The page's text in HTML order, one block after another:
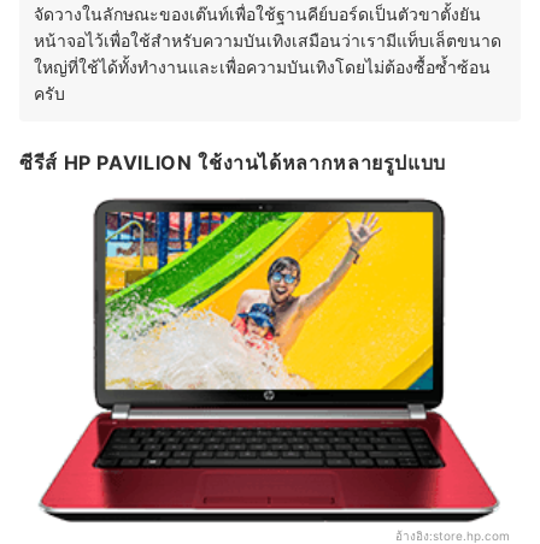
จัดวางในลักษณะของเต๊นท์เพื่อใช้ฐานคีย์บอร์ดเป็นตัวขาตั้งยัน
หน้าจอไว้เพื่อใช้สำหรับความบันเทิงเสมือนว่าเรามีแท็บเล็ตขนาด
ใหญ่ที่ใช้ได้ทั้งทำงานและเพื่อความบันเทิงโดยไม่ต้องซื้อซ้ำซ้อน
ครับ
ซีรีส์ HP PAVILION ใช้งานได้หลากหลายรูปแบบ
อ้างอิง:store.hp.com